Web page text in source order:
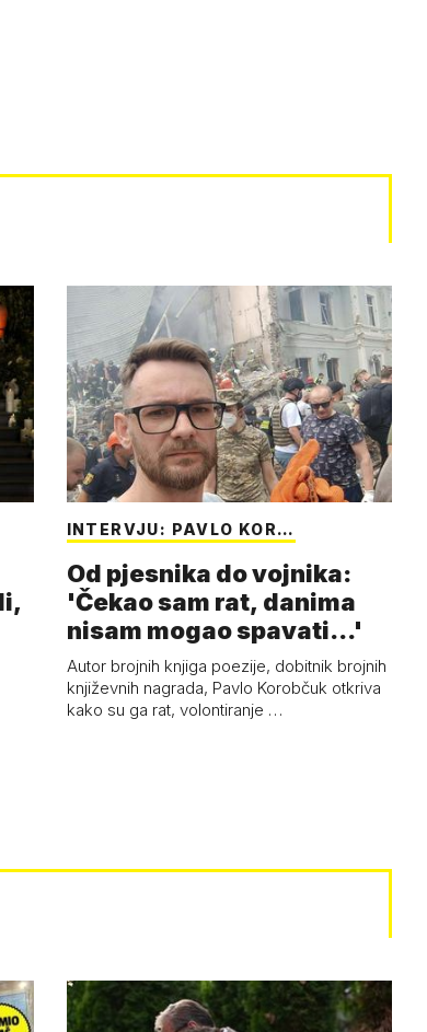
INTERVJU: PAVLO KOR…
Od pjesnika do vojnika:
'Čekao sam rat, danima
nisam mogao spavati...'
Autor brojnih knjiga poezije, dobitnik brojnih
književnih nagrada, Pavlo Korobčuk otkriva
kako su ga rat, volontiranje …